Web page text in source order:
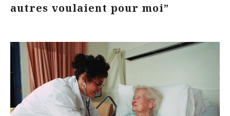
autres voulaient pour moi”